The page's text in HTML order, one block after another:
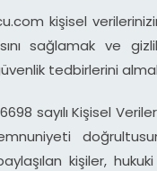
kişisel
sağlamak ve
tedbirlerini
6698 sayılı Kişisel
kişiler,